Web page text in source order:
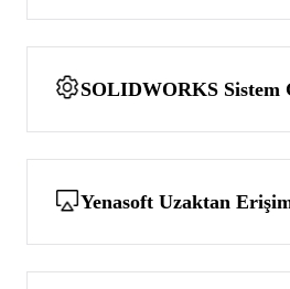
SOLIDWORKS Sistem
Yenasoft Uzaktan